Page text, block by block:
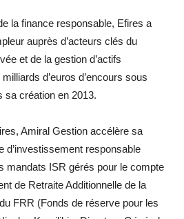
la finance responsable, Efires a
auprès d’acteurs clés du
et de la gestion d’actifs
d’euros d’encours sous
sa création en 2013.
Amiral Gestion accélère sa
d’investissement responsable
mandats ISR gérés pour le compte
de Retraite Additionnelle de la
FRR (Fonds de réserve pour les